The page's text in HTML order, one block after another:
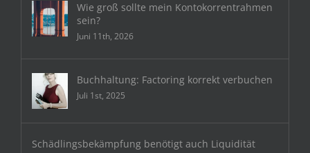
Wie groß sollte mein Kontokorrentrahmen
sein?
Juni 11th, 2026
Buchhaltung: Factoring korrekt verbuchen
Juli 1st, 2025
Schädlingsbekämpfung benötigt auch Liquidität